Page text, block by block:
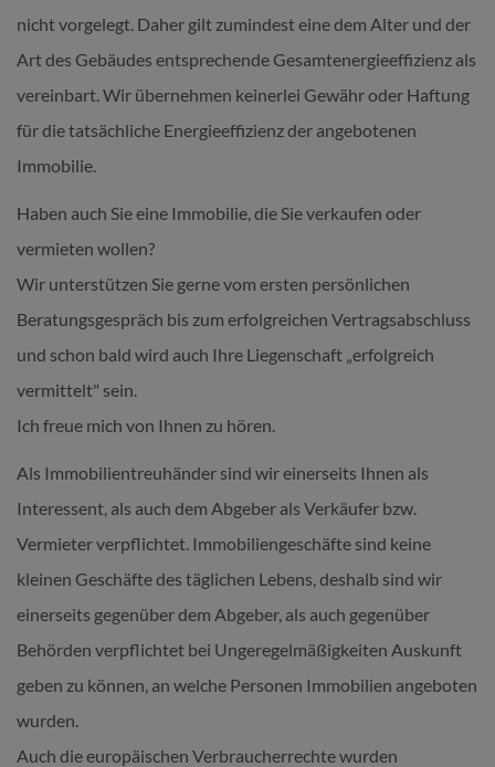
nicht vorgelegt. Daher gilt zumindest eine dem Alter und der
Art des Gebäudes entsprechende Gesamtenergieeffizienz als
vereinbart. Wir übernehmen keinerlei Gewähr oder Haftung
für die tatsächliche Energieeffizienz der angebotenen
Immobilie.
Haben auch Sie eine Immobilie, die Sie verkaufen oder
vermieten wollen?
Wir unterstützen Sie gerne vom ersten persönlichen
Beratungsgespräch bis zum erfolgreichen Vertragsabschluss
und schon bald wird auch Ihre Liegenschaft „erfolgreich
vermittelt" sein.
Ich freue mich von Ihnen zu hören.
Als Immobilientreuhänder sind wir einerseits Ihnen als
Interessent, als auch dem Abgeber als Verkäufer bzw.
Vermieter verpflichtet. Immobiliengeschäfte sind keine
kleinen Geschäfte des täglichen Lebens, deshalb sind wir
einerseits gegenüber dem Abgeber, als auch gegenüber
Behörden verpflichtet bei Ungeregelmäßigkeiten Auskunft
geben zu können, an welche Personen Immobilien angeboten
wurden.
Auch die europäischen Verbraucherrechte wurden